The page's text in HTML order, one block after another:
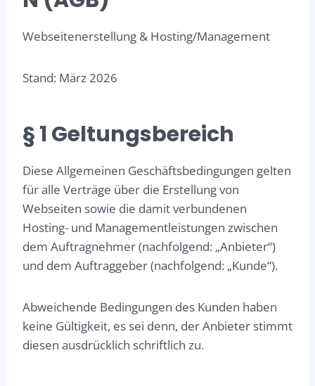
Webseitenerstellung & Hosting/Management
Stand: März 2026
§ 1 Geltungsbereich
Diese Allgemeinen Geschäftsbedingungen gelten
für alle Verträge über die Erstellung von
Webseiten sowie die damit verbundenen
Hosting- und Managementleistungen zwischen
dem Auftragnehmer (nachfolgend: „Anbieter“)
und dem Auftraggeber (nachfolgend: „Kunde“).
Abweichende Bedingungen des Kunden haben
keine Gültigkeit, es sei denn, der Anbieter stimmt
diesen ausdrücklich schriftlich zu.